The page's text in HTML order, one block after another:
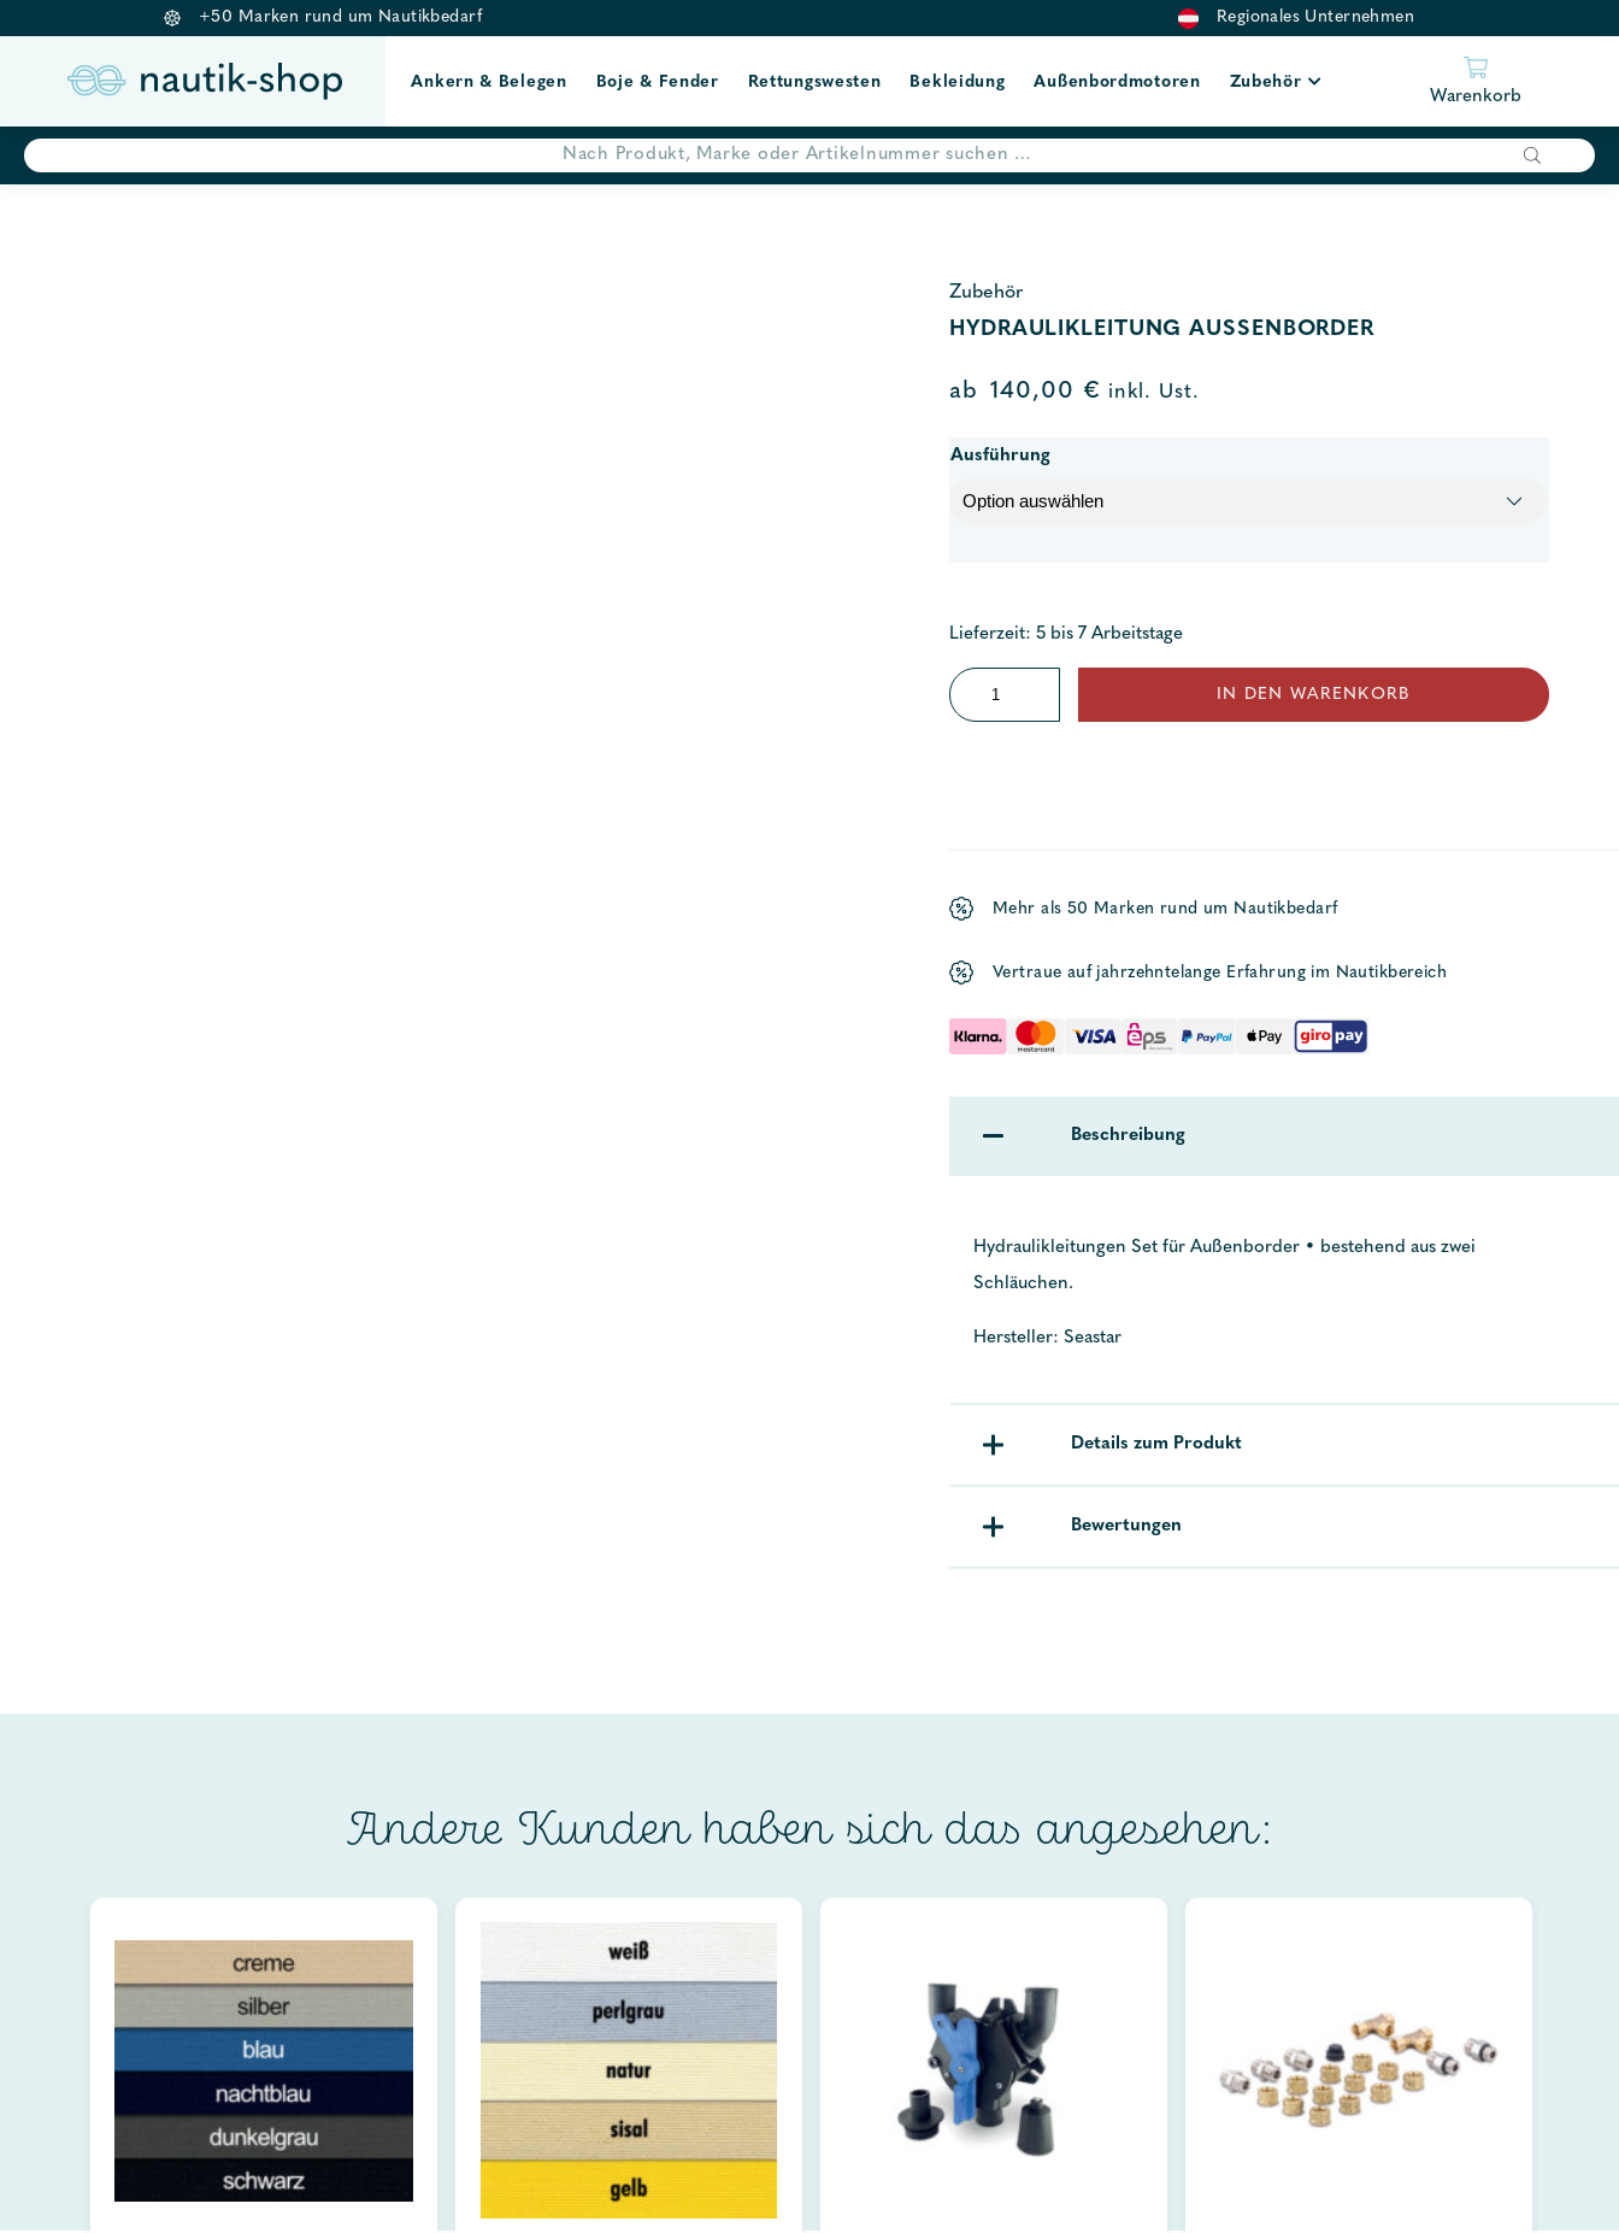
Springe
+50 Marken rund um Nautikbedarf Regionales Unternehmen
Ankern & Belegen Boje & Fender Rettungswesten Bekleidung Außenbordmotoren
Zubehör
Warenkorb
Products
search
Zubehör
HYDRAULIKLEITUNG AUSSENBORDER
ab 140,00 € inkl. Ust.
Ausführung
Lieferzeit: 5 bis 7 Arbeitstage
Hydraulikleitung
Außenborder
IN DEN WARENKORB
Mehr als 50 Marken rund um Nautikbedarf
Vertraue auf jahrzehntelange Erfahrung im Nautikbereich
Beschreibung
Hydraulikleitungen Set für Außenborder • bestehend aus zwei
Schläuchen.
Hersteller: Seastar
Details zum Produkt
Bewertungen
Andere Kunden haben sich das angesehen: